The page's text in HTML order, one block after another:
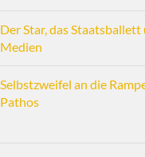
Der Star, das Staatsballett
Medien
Selbstzweifel an die
Pathos